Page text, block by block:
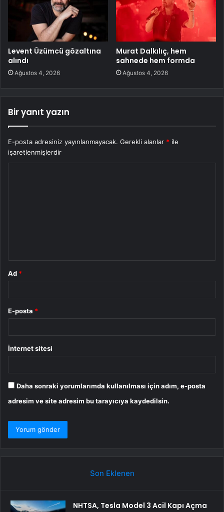
Levent Üzümcü gözaltına
alındı
Ağustos 4, 2026
Murat Dalkılıç, hem
sahnede hem formda
Ağustos 4, 2026
Bir yanıt yazın
E-posta adresiniz yayınlanmayacak. Gerekli alanlar * ile
işaretlenmişlerdir
Ad *
E-posta *
İnternet sitesi
Daha sonraki yorumlarımda kullanılması için adım, e-posta
adresim ve site adresim bu tarayıcıya kaydedilsin.
Son Eklenen
NHTSA, Tesla Model 3 Acil Kapı Açma